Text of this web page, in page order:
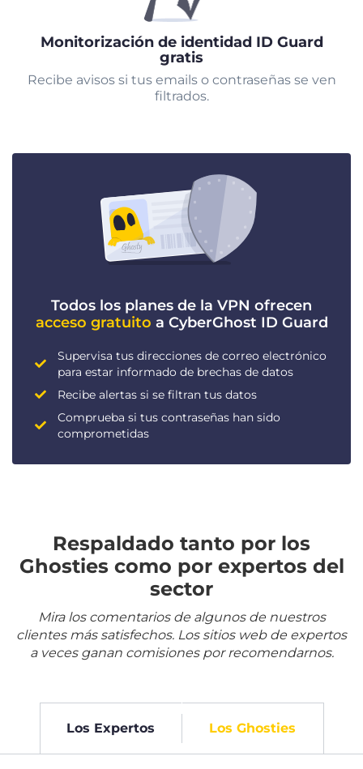
Monitorización de identidad ID Guard
gratis
Recibe avisos si tus emails o contraseñas se ven
filtrados.
Todos los planes de la VPN ofrecen
acceso gratuito a CyberGhost ID Guard
Supervisa tus direcciones de correo electrónico
para estar informado de brechas de datos
Recibe alertas si se filtran tus datos
Comprueba si tus contraseñas han sido
comprometidas
Respaldado tanto por los
Ghosties como por expertos del
sector
Mira los comentarios de algunos de nuestros
clientes más satisfechos. Los sitios web de expertos
a veces ganan comisiones por recomendarnos.
Los Expertos Los Ghosties